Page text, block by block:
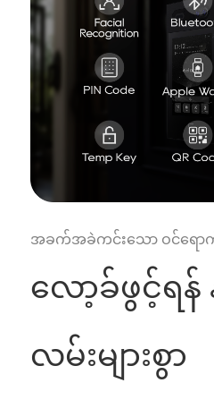
အခက်အခဲကင်းသော ဝင်ရေ
လော့ခ်ဖွင့်ရန်
လမ်းများစွာ